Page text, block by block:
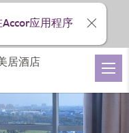
居酒店
应用程序